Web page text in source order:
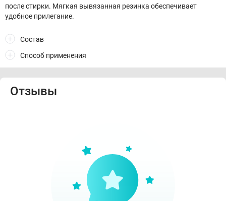
после стирки. Мягкая вывязанная резинка обеспечивает
удобное прилегание.
Состав
Способ применения
Отзывы